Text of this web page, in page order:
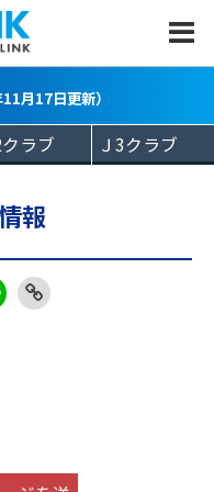
11月17日更新）
報